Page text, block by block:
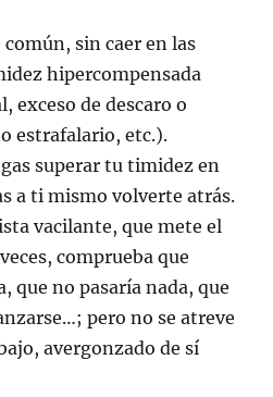
sin caer en las
hipercompensada
exceso de descaro o
estrafalario, etc.).
superar tu timidez en
a ti mismo volverte atrás.
vacilante, que mete el
comprueba que
que no pasaría nada, que
pero no se atreve
avergonzado de sí